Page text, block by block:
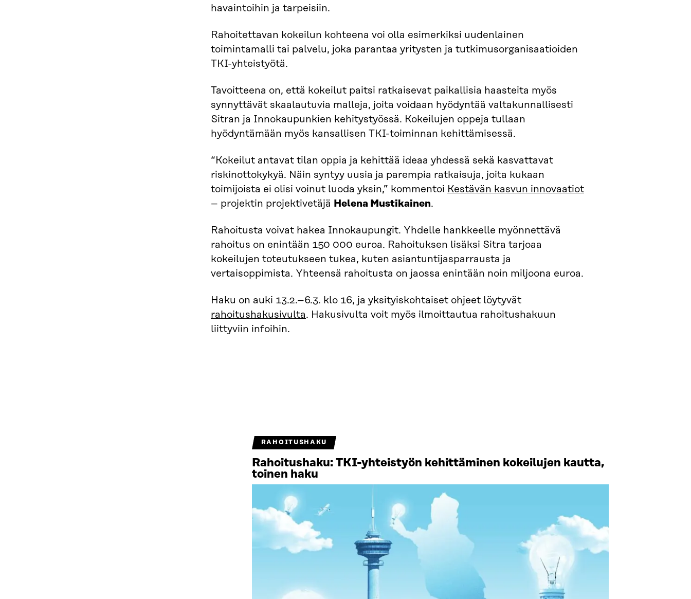
havaintoihin ja tarpeisiin.
Rahoitettavan kokeilun kohteena voi olla esimerkiksi uudenlainen
toimintamalli tai palvelu, joka parantaa yritysten ja tutkimusorganisaatioiden
TKI-yhteistyötä.
Tavoitteena on, että kokeilut paitsi ratkaisevat paikallisia haasteita myös
synnyttävät skaalautuvia malleja, joita voidaan hyödyntää valtakunnallisesti
Sitran ja Innokaupunkien kehitystyössä. Kokeilujen oppeja tullaan
hyödyntämään myös kansallisen TKI-toiminnan kehittämisessä.
“Kokeilut antavat tilan oppia ja kehittää ideaa yhdessä sekä kasvattavat
riskinottokykyä. Näin syntyy uusia ja parempia ratkaisuja, joita kukaan
toimijoista ei olisi voinut luoda yksin,” kommentoi Kestävän kasvun innovaatiot
– projektin projektivetäjä Helena Mustikainen.
Rahoitusta voivat hakea Innokaupungit. Yhdelle hankkeelle myönnettävä
rahoitus on enintään 150 000 euroa. Rahoituksen lisäksi Sitra tarjoaa
kokeilujen toteutukseen tukea, kuten asiantuntijasparrausta ja
vertaisoppimista. Yhteensä rahoitusta on jaossa enintään noin miljoona euroa.
Haku on auki 13.2.–6.3. klo 16, ja yksityiskohtaiset ohjeet löytyvät
rahoitushakusivulta. Hakusivulta voit myös ilmoittautua rahoitushakuun
liittyviin infoihin.
RAHOITUSHAKU
Rahoitushaku: TKI-yhteistyön kehittäminen kokeilujen kautta,
toinen haku